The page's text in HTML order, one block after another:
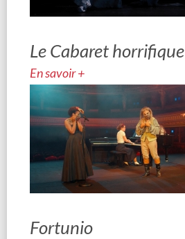
Le Cabaret horrifique
En savoir +
Fortunio